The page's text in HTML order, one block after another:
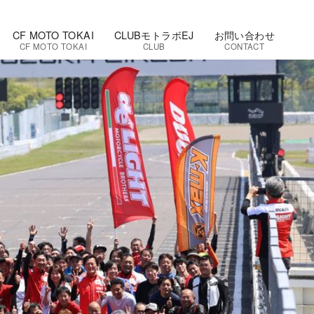
CF MOTO TOKAI
CF MOTO TOKAI
CLUBモトラボEJ
CLUB
お問い合わせ
CONTACT